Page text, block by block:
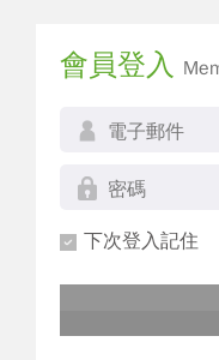
會員登入
下次登入記住